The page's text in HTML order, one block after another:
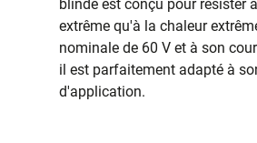
blindé est conçu pour résister
extrême qu'à la chaleur
nominale de 60 V et à son
il est parfaitement adapté à
d'application.